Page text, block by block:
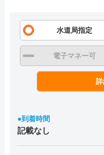
水道局指定
電子マネー可
●到着時間
記載なし